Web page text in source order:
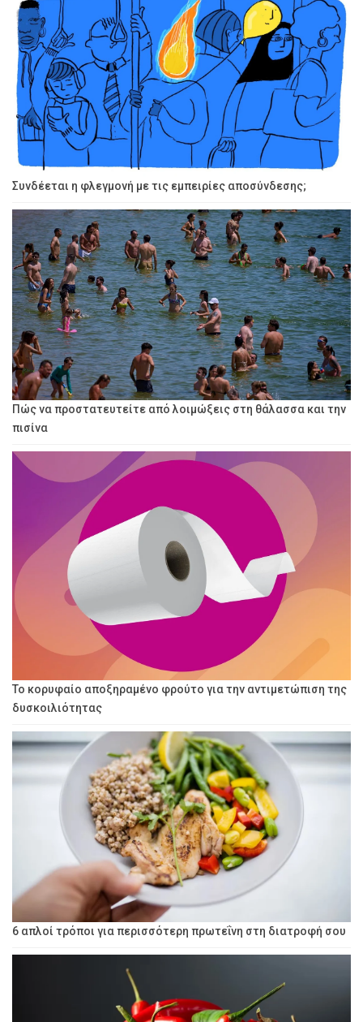
Συνδέεται η φλεγμονή με τις εμπειρίες αποσύνδεσης;
Πώς να προστατευτείτε από λοιμώξεις στη θάλασσα και την
πισίνα
Το κορυφαίο αποξηραμένο φρούτο για την αντιμετώπιση της
δυσκοιλιότητας
6 απλοί τρόποι για περισσότερη πρωτεΐνη στη διατροφή σου